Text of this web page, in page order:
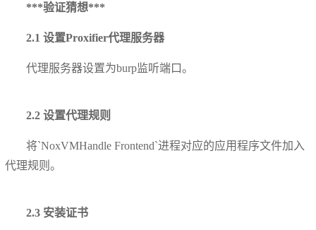
***验证猜想***
2.1 设置Proxifier代理服务器
代理服务器设置为burp监听端口。
2.2 设置代理规则
将`NoxVMHandle Frontend`进程对应的应用程序文件加入
代理规则。
2.3 安装证书